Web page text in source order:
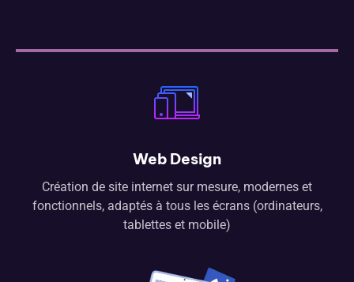
Web Design
Création de site internet sur mesure, modernes et
fonctionnels, adaptés à tous les écrans (ordinateurs,
tablettes et mobile)